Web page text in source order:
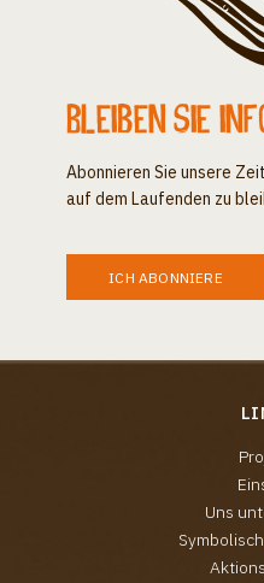
Bleiben Sie
Abonnieren Sie unsere
auf dem Laufenden zu
ICH ABONNIERE
Uns